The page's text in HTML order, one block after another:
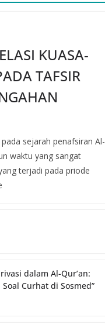
KUASA-
TAFSIR
sejarah penafsiran Al-
waktu yang sangat
terjadi pada priode
dalam Al-Qur’an:
Curhat di Sosmed”